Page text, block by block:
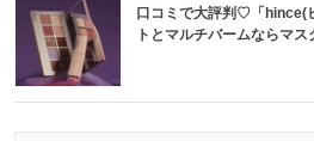
口コミで大評判♡「hince(
トとマルチバームならマス